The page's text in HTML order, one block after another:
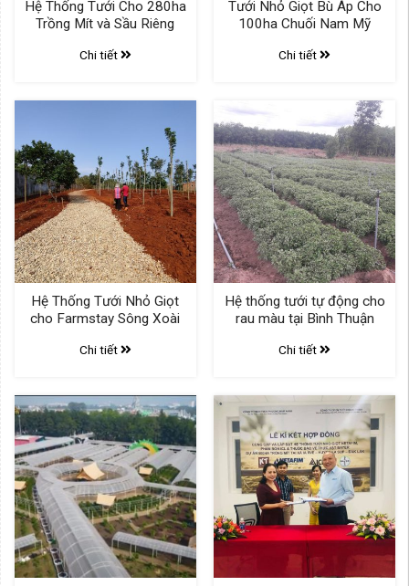
Hệ Thống Tưới Cho 280ha
Trồng Mít và Sầu Riêng
Chi tiết
Tưới Nhỏ Giọt Bù Áp Cho
100ha Chuối Nam Mỹ
Chi tiết
Hệ Thống Tưới Nhỏ Giọt
cho Farmstay Sông Xoài
Chi tiết
Hệ thống tưới tự động cho
rau màu tại Bình Thuận
Chi tiết